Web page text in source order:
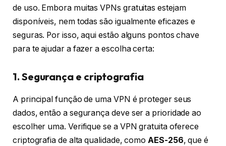
de uso. Embora muitas VPNs gratuitas estejam
disponíveis, nem todas são igualmente eficazes e
seguras. Por isso, aqui estão alguns pontos chave
para te ajudar a fazer a escolha certa:
1. Segurança e criptografia
A principal função de uma VPN é proteger seus
dados, então a segurança deve ser a prioridade ao
escolher uma. Verifique se a VPN gratuita oferece
criptografia de alta qualidade, como AES-256, que é